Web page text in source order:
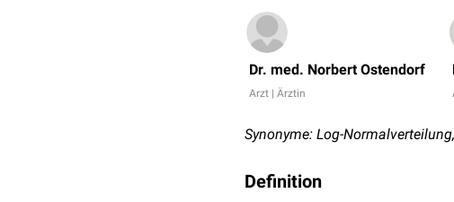
Dr. med. Norbert Ostendorf
Arzt | Ärztin
Synonyme: Log-
Definition